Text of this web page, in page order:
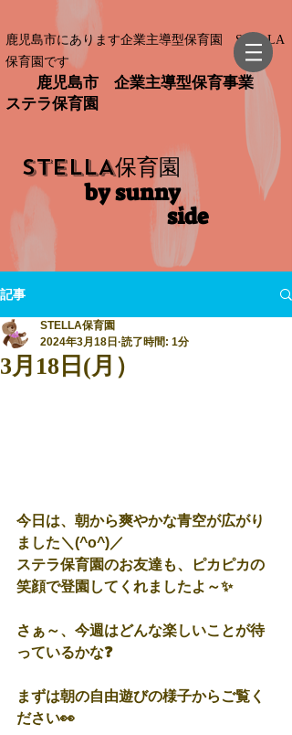
鹿児島市にあります企業主導型保育園 STELLA
保育園です
鹿児島市 企業主導型保育事業
ステラ保育園
STELLA保育園
by sunny
side​
記事
3月18日(月）
STELLA保育園
2024年3月18日 読了時間: 1分
今日は、朝から爽やかな青空が広がり
ました＼(^o^)／
ステラ保育園のお友達も、ピカピカの
笑顔で登園してくれましたよ～✨
さぁ～、今週はどんな楽しいことが待
っているかな❓
まずは朝の自由遊びの様子からご覧く
ださい👀